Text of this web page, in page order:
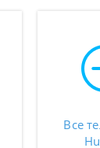
Все